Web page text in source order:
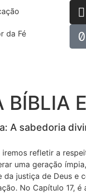
da Fé
BÍBLIA
A sabedoria
refletir a
uma geração
justiça de Deus e
No Capítulo 17,